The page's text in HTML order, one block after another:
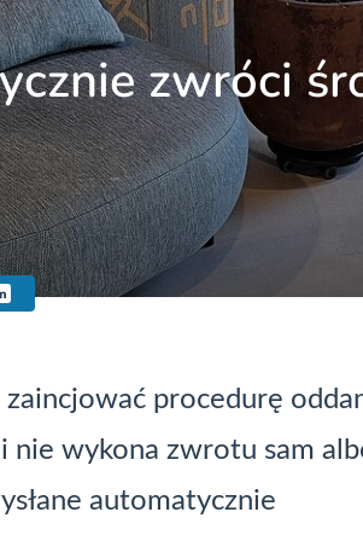
zwróci
procedurę
nie wykona zwrotu sam
automatycznie